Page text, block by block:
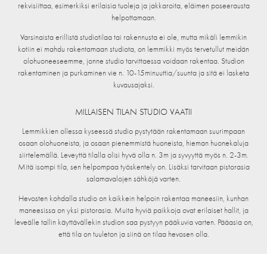
rekvisiittaa, esimerkiksi erilaisia tuoleja ja jakkaroita, eläimen poseerausta
helpottamaan.
Varsinaista erillistä studiotilaa tai rakennusta ei ole, mutta mikäli lemmikin
kotiin ei mahdu rakentamaan studiota, on lemmikki myös tervetullut meidän
olohuoneeseemme, jonne studio tarvittaessa voidaan rakentaa. Studion
rakentaminen ja purkaminen vie n. 10-15minuuttia/suunta ja sitä ei lasketa
kuvausajaksi.
MILLAISEN TILAN STUDIO VAATII
Lemmikkien ollessa kyseessä studio pystytään rakentamaan suurimpaan
osaan olohuoneista, ja osaan pienemmistä huoneista, hieman huonekaluja
siirtelemällä. Leveyttä tilalla olisi hyvä olla n. 3m ja syvyyttä myös n. 2-3m.
Mitä isompi tila, sen helpompaa työskentely on. Lisäksi tarvitaan pistorasia
salamavalojen sähköjä varten.
Hevosten kohdalla studio on kaikkein helpoin rakentaa maneesiin, kunhan
maneesissa on yksi pistorasia. Muita hyviä paikkoja ovat erilaiset hallit, ja
leveälle tallin käyttävällekin studion saa pystyyn pääkuvia varten. Pääasia on,
että tila on tuuleton ja siinä on tilaa hevosen olla.